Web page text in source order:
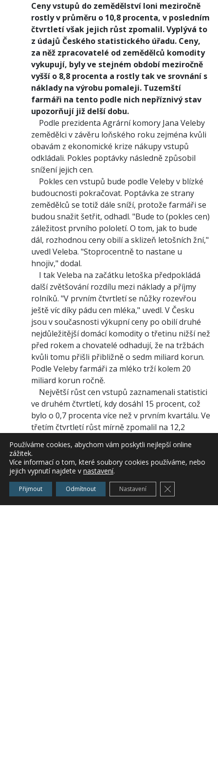
Ceny vstupů do zemědělství loni meziročně
rostly v průměru o 10,8 procenta, v posledním
čtvrtletí však jejich růst zpomalil. Vyplývá to
z údajů Českého statistického úřadu. Ceny,
za něž zpracovatelé od zemědělců komodity
vykupují, byly ve stejném období meziročně
vyšší o 8,8 procenta a rostly tak ve srovnání s
náklady na výrobu pomaleji. Tuzemští
farmáři na tento podle nich nepříznivý stav
upozorňují již delší dobu.
Podle prezidenta Agrární komory Jana Veleby
zemědělci v závěru loňského roku zejména kvůli
obavám z ekonomické krize nákupy vstupů
odkládali. Pokles poptávky následně způsobil
snížení jejich cen.
Pokles cen vstupů bude podle Veleby v blízké
budoucnosti pokračovat. Poptávka ze strany
zemědělců se totiž dále sníží, protože farmáři se
budou snažit šetřit, odhadl. "Bude to (pokles cen)
záležitost prvního pololetí. O tom, jak to bude
dál, rozhodnou ceny obilí a sklizeň letošních žní,"
uvedl Veleba. "Stoprocentně to nastane u
hnojiv," dodal.
I tak Veleba na začátku letoška předpokládá
další zvětšování rozdílu mezi náklady a příjmy
rolníků. "V prvním čtvrtletí se nůžky rozevřou
ještě víc díky pádu cen mléka," uvedl. V Česku
jsou v současnosti výkupní ceny po obilí druhé
nejdůležitější domácí komodity o třetinu nižší než
před rokem a chovatelé odhadují, že na tržbách
kvůli tomu přišli přibližně o sedm miliard korun.
Podle Veleby farmáři za mléko trží kolem 20
miliard korun ročně.
Největší růst cen vstupů zaznamenali statistici
ve druhém čtvrtletí, kdy dosáhl 15 procent, což
bylo o 0,7 procenta více než v prvním kvartálu. Ve
třetím čtvrtletí růst mírně zpomalil na 12,2
2,5 procenta.
Nejvýrazněji rostly ceny u hnojiv, zejména u
jejich směsí, které ve srovnání s rokem 2007 v
průměru podražily o 66,1 procenta. Ceny osiv se
meziročně zvýšily o 16 procent, nejvíce podražil
Používáme cookies, abychom vám poskytli nejlepší online
zážitek.
Více informací o tom, které soubory cookies používáme, nebo
jejich vypnutí najdete v nastavení.
Přijmout Odmítnout Nastavení Zavřít cookie